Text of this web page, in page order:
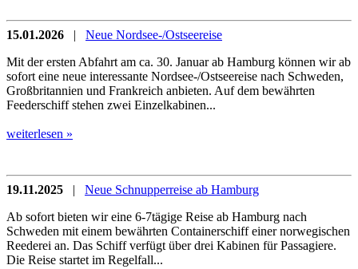
15.01.2026 | Neue Nordsee-/Ostseereise
Mit der ersten Abfahrt am ca. 30. Januar ab Hamburg können wir ab
sofort eine neue interessante Nordsee-/Ostseereise nach Schweden,
Großbritannien und Frankreich anbieten. Auf dem bewährten
Feederschiff stehen zwei Einzelkabinen...
weiterlesen »
19.11.2025 | Neue Schnupperreise ab Hamburg
Ab sofort bieten wir eine 6-7tägige Reise ab Hamburg nach
Schweden mit einem bewährten Containerschiff einer norwegischen
Reederei an. Das Schiff verfügt über drei Kabinen für Passagiere.
Die Reise startet im Regelfall...